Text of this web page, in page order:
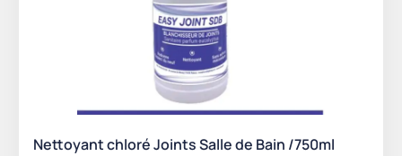
Nettoyant chloré Joints Salle de Bain /750ml